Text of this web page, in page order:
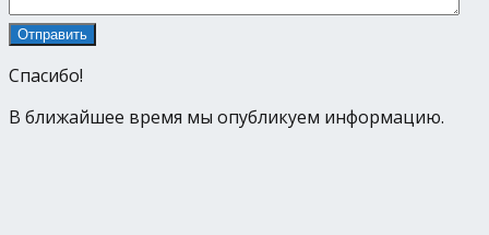
Спасибо!
В ближайшее время мы опубликуем информацию.